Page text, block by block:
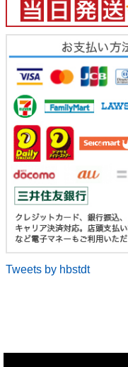
Tweets by hbstdt